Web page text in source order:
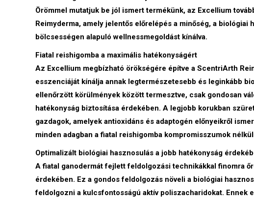
Örömmel mutatjuk be jól ismert termékünk, az Excellium
Reimyderma, amely jelentős előrelépés a minőség, a biológiai
bölcsességen alapuló wellnessmegoldást kínálva.
Fiatal reishigomba a maximális hatékonyságért
Az Excellium megbízható örökségére építve a ScentriArth
esszenciáját kínálja annak legtermészetesebb és leginkább
ellenőrzött körülmények között termesztve, csak gondosan
hatékonyság biztosítása érdekében. A legjobb korukban
gazdagok, amelyek antioxidáns és adaptogén előnyeikről
minden adagban a fiatal reishigomba kompromisszumok
Optimalizált biológiai hasznosulás a jobb hatékonyság
A fiatal ganodermát fejlett feldolgozási technikákkal finomra
érdekében. Ez a gondos feldolgozás növeli a biológiai
feldolgozni a kulcsfontosságú aktív poliszacharidokat. Ennek